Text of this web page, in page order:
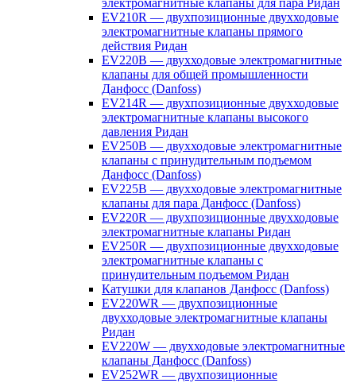
электромагнитные клапаны для пара Ридан
EV210R — двухпозиционные двухходовые
электромагнитные клапаны прямого
действия Ридан
EV220B — двухходовые электромагнитные
клапаны для общей промышленности
Данфосс (Danfoss)
EV214R — двухпозиционные двухходовые
электромагнитные клапаны высокого
давления Ридан
EV250B — двухходовые электромагнитные
клапаны с принудительным подъемом
Данфосс (Danfoss)
EV225B — двухходовые электромагнитные
клапаны для пара Данфосс (Danfoss)
EV220R — двухпозиционные двухходовые
электромагнитные клапаны Ридан
EV250R — двухпозиционные двухходовые
электромагнитные клапаны с
принудительным подъемом Ридан
Катушки для клапанов Данфосс (Danfoss)
EV220WR — двухпозиционные
двухходовые электромагнитные клапаны
Ридан
EV220W — двухходовые электромагнитные
клапаны Данфосс (Danfoss)
EV252WR — двухпозиционные